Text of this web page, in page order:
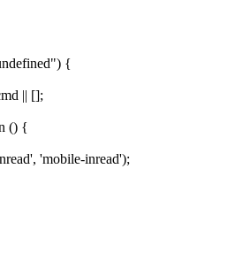
{
|| [];
() {
'mobile-inread');